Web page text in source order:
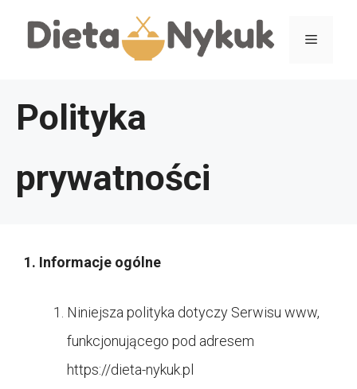
Menu
Polityka
prywatności
1. Informacje ogólne
Niniejsza polityka dotyczy Serwisu www,
funkcjonującego pod adresem
https://dieta-nykuk.pl